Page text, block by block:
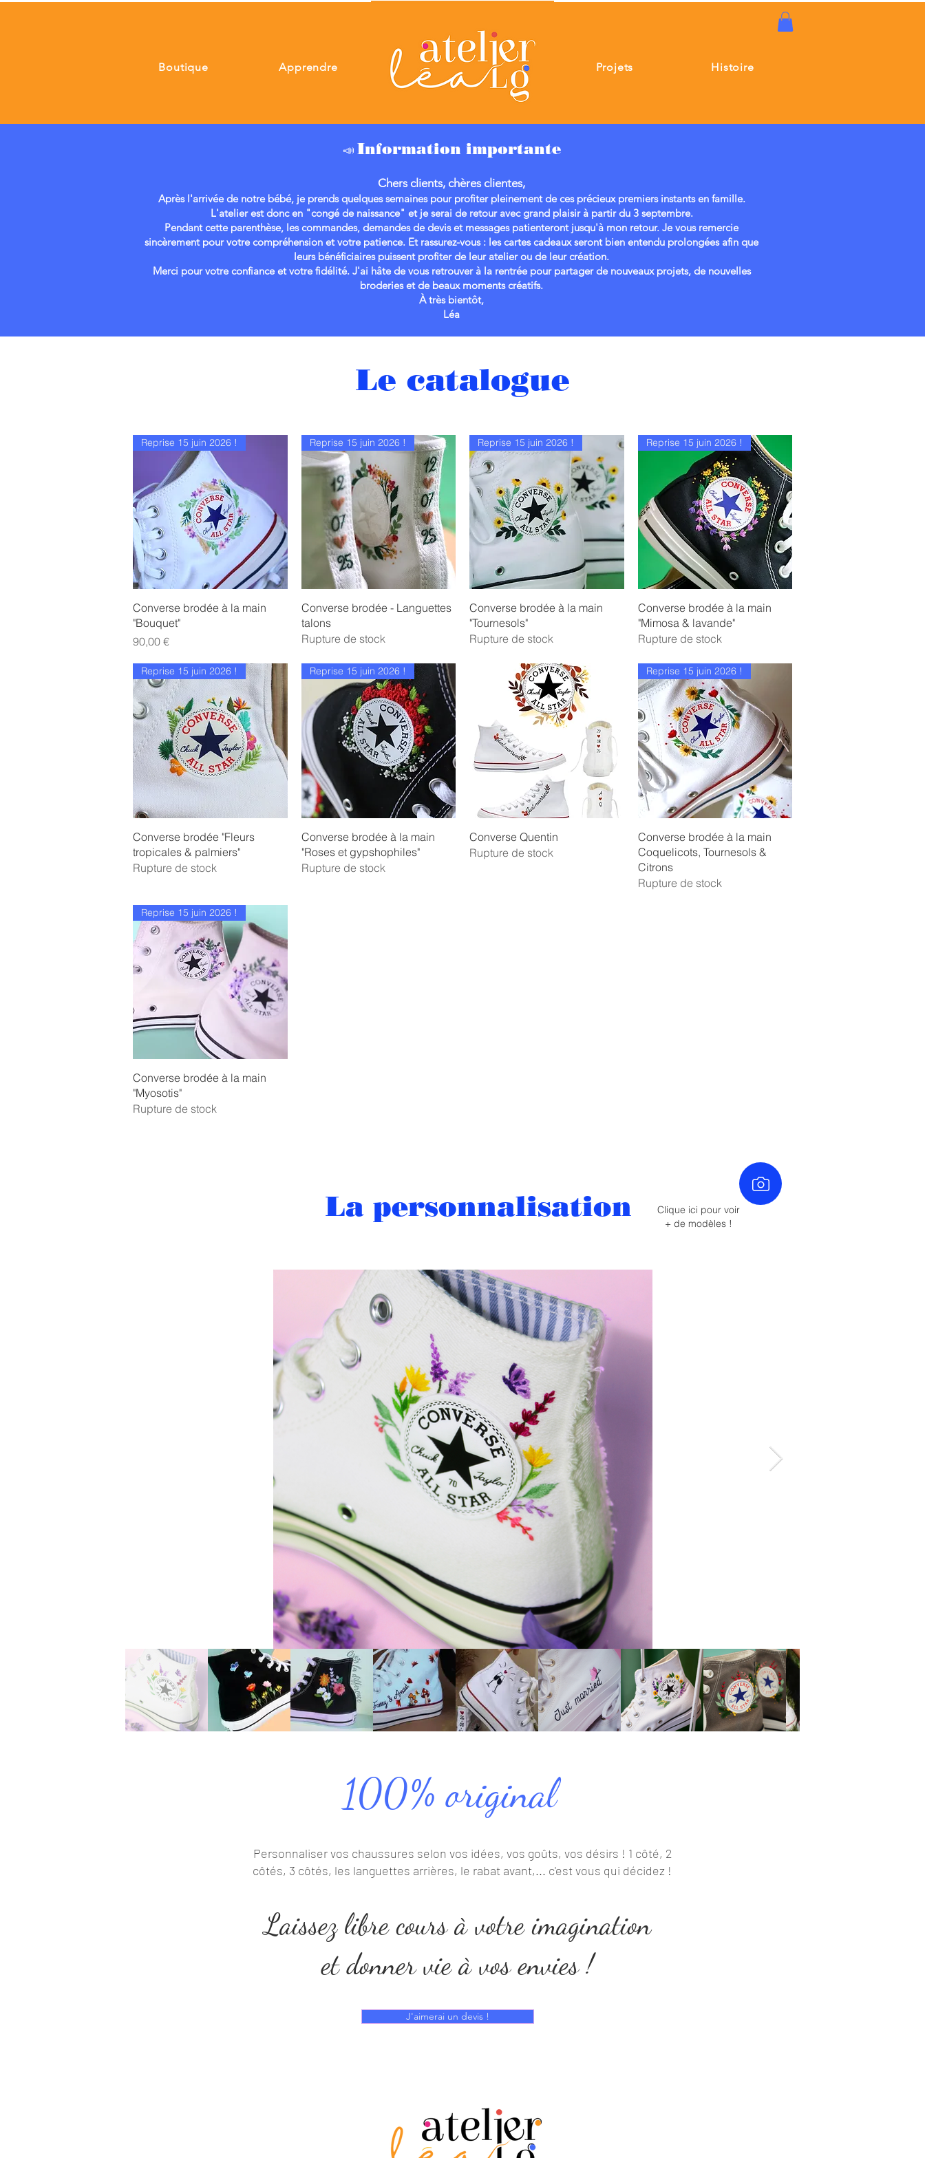
Boutique Apprendre Projets Histoire
📣 Information importante
Chers clients, chères clientes,
Après l'arrivée de notre bébé, je prends quelques semaines pour profiter pleinement de ces précieux premiers instants en famille.
L'atelier est donc en "congé de naissance" et je serai de retour avec grand plaisir à partir du 3 septembre.
Pendant cette parenthèse, les commandes, demandes de devis et messages patienteront jusqu'à mon retour. Je vous remercie
sincèrement pour votre compréhension et votre patience. Et rassurez-vous : les cartes cadeaux seront bien entendu prolongées afin que
leurs bénéficiaires puissent profiter de leur atelier ou de leur création.
Merci pour votre confiance et votre fidélité. J'ai hâte de vous retrouver à la rentrée pour partager de nouveaux projets, de nouvelles
broderies et de beaux moments créatifs.
À très bientôt,
Léa
Le catalogue
Aperçu rapide
Reprise 15 juin 2026 !
Converse brodée à la main
"Bouquet"
Prix
90,00 €
Aperçu rapide
Reprise 15 juin 2026 !
Converse brodée - Languettes
talons
Rupture de stock
Aperçu rapide
Reprise 15 juin 2026 !
Converse brodée à la main
"Tournesols"
Rupture de stock
Aperçu rapide
Reprise 15 juin 2026 !
Converse brodée à la main
"Mimosa & lavande"
Rupture de stock
Aperçu rapide
Reprise 15 juin 2026 !
Converse brodée "Fleurs
tropicales & palmiers"
Rupture de stock
Aperçu rapide
Reprise 15 juin 2026 !
Converse brodée à la main
"Roses et gypshophiles"
Rupture de stock
Aperçu rapide
Converse Quentin
Rupture de stock
Aperçu rapide
Reprise 15 juin 2026 !
Converse brodée à la main
Coquelicots, Tournesols &
Citrons
Rupture de stock
Aperçu rapide
Reprise 15 juin 2026 !
Converse brodée à la main
"Myosotis"
Rupture de stock
La personnalisation
Clique ici pour voir
+ de modèles !
100% original
Personnaliser vos chaussures selon vos idées, vos goûts, vos désirs ! 1 côté, 2
côtés, 3 côtés, les languettes arrières, le rabat avant,... c'est vous qui décidez !​
Laissez libre cours à votre imagination
et donner vie à vos envies !
J'aimerai un devis !